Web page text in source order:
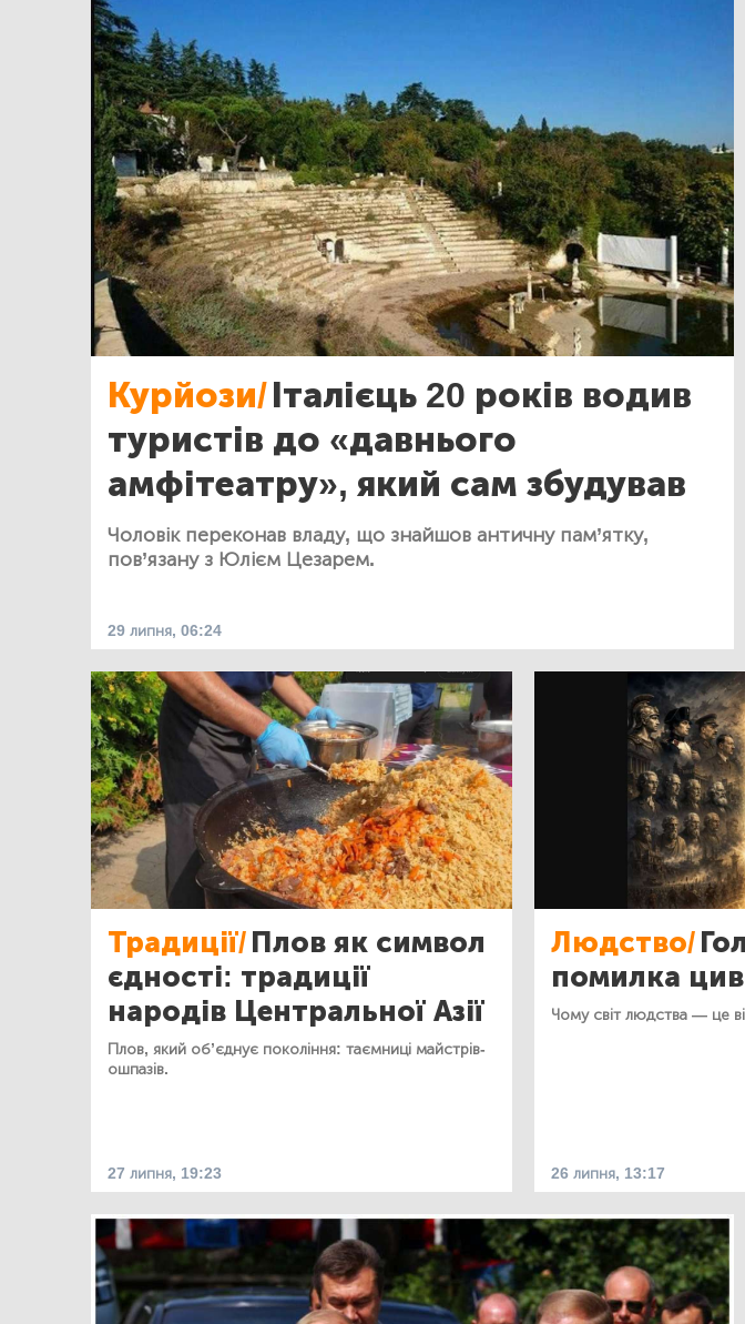
Курйози/Італієць 20 років водив
туристів до «давнього
амфітеатру», який сам збудував
Чоловік переконав владу, що знайшов античну пам’ятку,
пов’язану з Юлієм Цезарем.
29 липня, 06:24
Традиції/Плов як символ
єдності: традиції
народів Центральної Азії
Плов, який об’єднує покоління: таємниці майстрів-
ошпазів.
27 липня, 19:23
Людство/
помилка
Чому світ людства — це
26 липня, 13:17